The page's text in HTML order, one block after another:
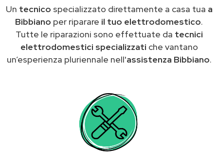
Un tecnico specializzato direttamente a casa tua a
Bibbiano per riparare il tuo elettrodomestico.
Tutte le riparazioni sono effettuate da tecnici
elettrodomestici specializzati che vantano
un’esperienza pluriennale nell'assistenza Bibbiano.